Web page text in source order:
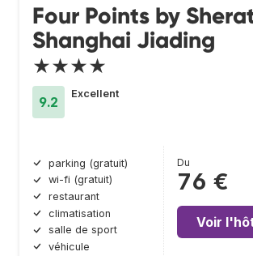
Four Points by
Shanghai Jiading
★★★★
9.2
Excellent
parking (gratuit)
wi-fi (gratuit)
restaurant
climatisation
salle de sport
véhicule
Du
76 €
Voir